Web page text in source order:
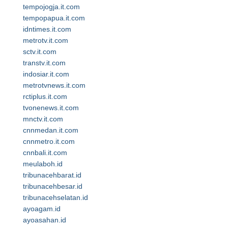
tempojogja.it.com
tempopapua.it.com
idntimes.it.com
metrotv.it.com
sctv.it.com
transtv.it.com
indosiar.it.com
metrotvnews.it.com
rctiplus.it.com
tvonenews.it.com
mnctv.it.com
cnnmedan.it.com
cnnmetro.it.com
cnnbali.it.com
meulaboh.id
tribunacehbarat.id
tribunacehbesar.id
tribunacehselatan.id
ayoagam.id
ayoasahan.id